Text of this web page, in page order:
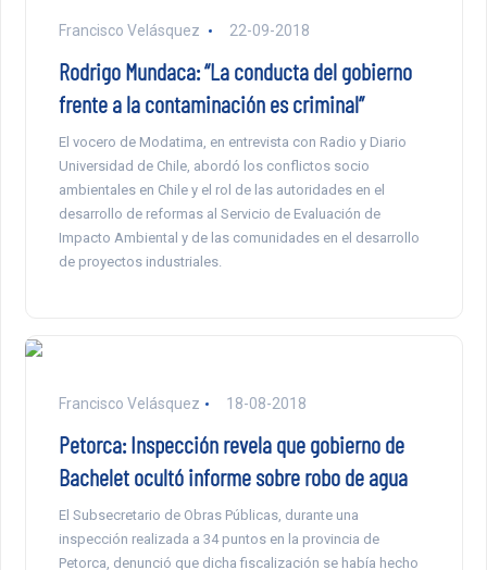
Francisco Velásquez 22-09-2018
Rodrigo Mundaca: “La conducta del gobierno
frente a la contaminación es criminal”
El vocero de Modatima, en entrevista con Radio y Diario
Universidad de Chile, abordó los conflictos socio
ambientales en Chile y el rol de las autoridades en el
desarrollo de reformas al Servicio de Evaluación de
Impacto Ambiental y de las comunidades en el desarrollo
de proyectos industriales.
Francisco Velásquez 18-08-2018
Petorca: Inspección revela que gobierno de
Bachelet ocultó informe sobre robo de agua
El Subsecretario de Obras Públicas, durante una
inspección realizada a 34 puntos en la provincia de
Petorca, denunció que dicha fiscalización se había hecho